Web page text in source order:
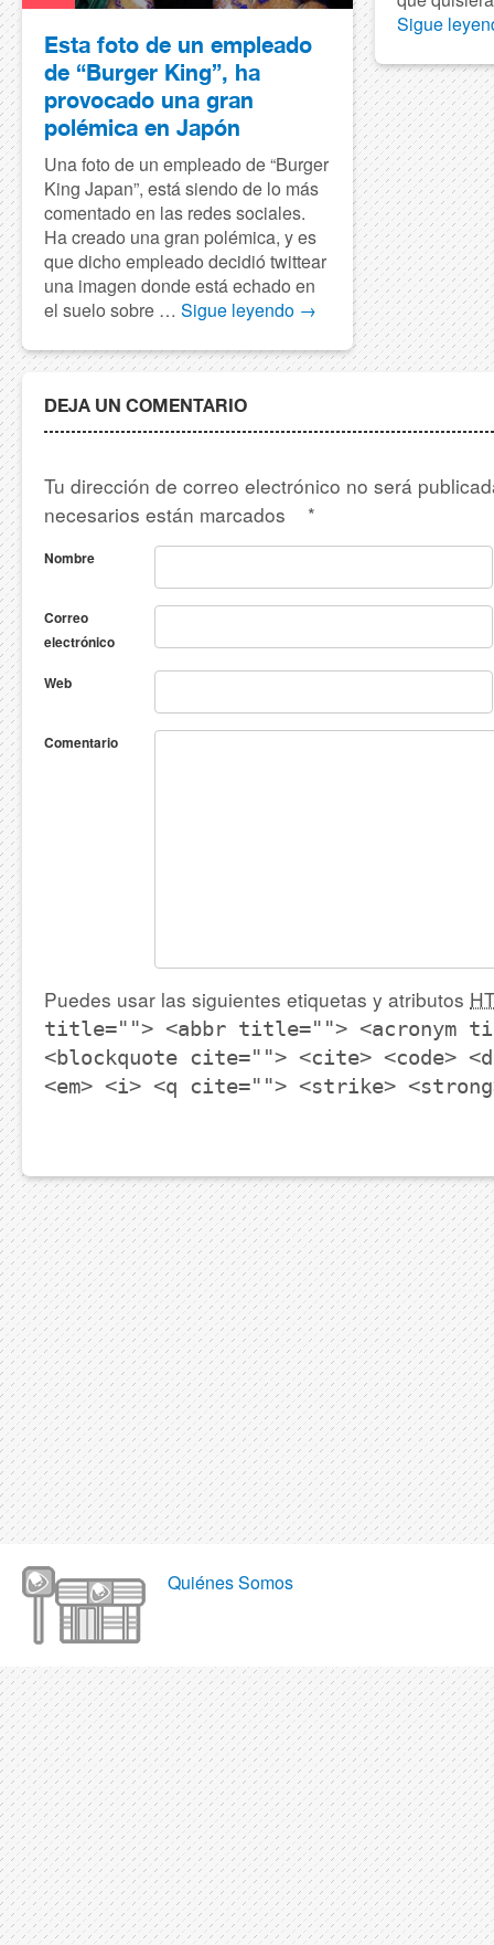
Esta foto de un empleado
de “Burger King”, ha
provocado una gran
polémica en Japón
Una foto de un empleado de “Burger
King Japan”, está siendo de lo más
comentado en las redes sociales.
Ha creado una gran polémica, y es
que dicho empleado decidió twittear
una imagen donde está echado en
el suelo sobre … Sigue leyendo →
Sigue
DEJA UN COMENTARIO
Tu dirección de correo electrónico no será
necesarios están marcados
*
Nombre
Correo
electrónico
Web
Comentario
Puedes usar las siguientes etiquetas y atributos
title=""> <abbr title=""> <acronym
<blockquote cite=""> <cite> <code>
<em> <i> <q cite=""> <strike>
Quiénes Somos